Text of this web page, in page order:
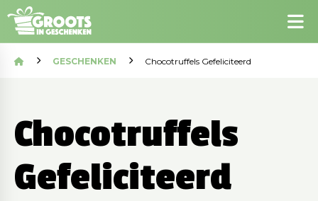
GESCHENKEN Chocotruffels Gefeliciteerd
Chocotruffels
Gefeliciteerd